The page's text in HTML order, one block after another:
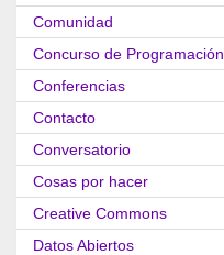
Comunidad
Concurso de Programación
Conferencias
Contacto
Conversatorio
Cosas por hacer
Creative Commons
Datos Abiertos